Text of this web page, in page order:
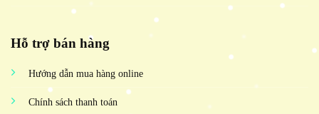
Hỗ trợ bán hàng
Hướng dẫn mua hàng online
Chính sách thanh toán